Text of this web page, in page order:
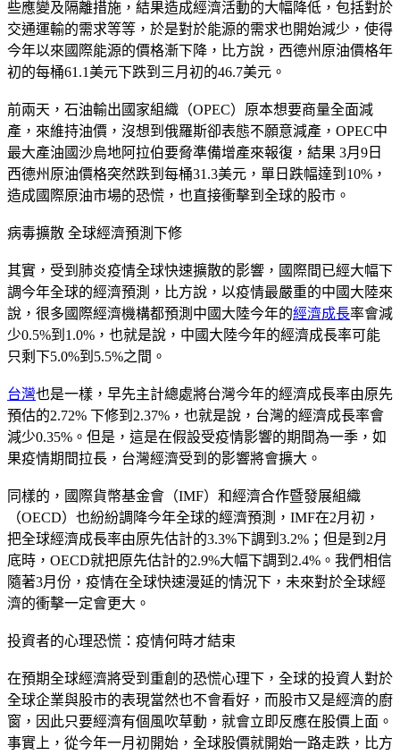
些應變及隔離措施，結果造成經濟活動的大幅降低，包括對於
交通運輸的需求等等，於是對於能源的需求也開始減少，使得
今年以來國際能源的價格漸下降，比方說，西德州原油價格年
初的每桶61.1美元下跌到三月初的46.7美元。
前兩天，石油輸出國家組織（OPEC）原本想要商量全面減
產，來維持油價，沒想到俄羅斯卻表態不願意減產，OPEC中
最大產油國沙烏地阿拉伯要脅準備增產來報復，結果 3月9日
西德州原油價格突然跌到每桶31.3美元，單日跌幅達到10%，
造成國際原油市場的恐慌，也直接衝擊到全球的股市。
病毒擴散 全球經濟預測下修
其實，受到肺炎疫情全球快速擴散的影響，國際間已經大幅下
調今年全球的經濟預測，比方說，以疫情最嚴重的中國大陸來
說，很多國際經濟機構都預測中國大陸今年的經濟成長率會減
少0.5%到1.0%，也就是說，中國大陸今年的經濟成長率可能
只剩下5.0%到5.5%之間。
台灣也是一樣，早先主計總處將台灣今年的經濟成長率由原先
預估的2.72% 下修到2.37%，也就是說，台灣的經濟成長率會
減少0.35%。但是，這是在假設受疫情影響的期間為一季，如
果疫情期間拉長，台灣經濟受到的影響將會擴大。
同樣的，國際貨幣基金會（IMF）和經濟合作暨發展組織
（OECD）也紛紛調降今年全球的經濟預測，IMF在2月初，
把全球經濟成長率由原先估計的3.3%下調到3.2%；但是到2月
底時，OECD就把原先估計的2.9%大幅下調到2.4%。我們相信
隨著3月份，疫情在全球快速漫延的情況下，未來對於全球經
濟的衝擊一定會更大。
投資者的心理恐慌：疫情何時才結束
在預期全球經濟將受到重創的恐慌心理下，全球的投資人對於
全球企業與股市的表現當然也不會看好，而股市又是經濟的廚
窗，因此只要經濟有個風吹草動，就會立即反應在股價上面。
事實上，從今年一月初開始，全球股價就開始一路走跌，比方